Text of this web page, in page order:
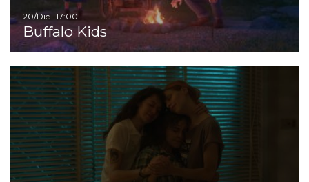
20/Dic · 17:00
Buffalo Kids